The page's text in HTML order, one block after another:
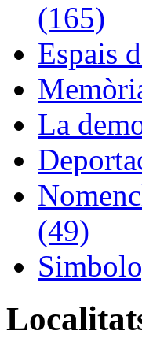
(165)
Espais
La
(49)